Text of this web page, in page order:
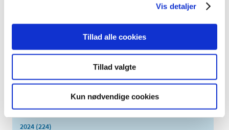
Vis detaljer
Tillad alle cookies
Tillad valgte
Kun nødvendige cookies
TID
2025 (158)
2024 (224)